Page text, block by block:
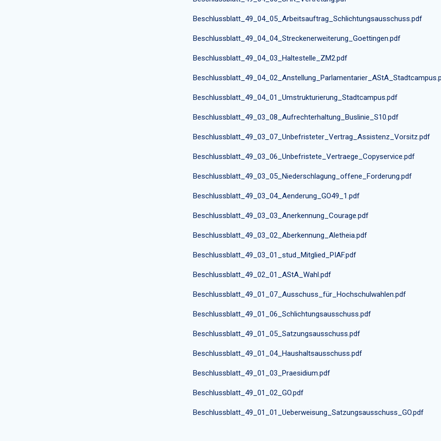
Beschlussblatt_49_04_05_Arbeitsauftrag_Schlichtungsausschuss.pdf
Beschlussblatt_49_04_04_Streckenerweiterung_Goettingen.pdf
Beschlussblatt_49_04_03_Haltestelle_ZM2.pdf
Beschlussblatt_49_04_01_Umstrukturierung_Stadtcampus.pdf
Beschlussblatt_49_03_08_Aufrechterhaltung_Buslinie_S10.pdf
Beschlussblatt_49_03_07_Unbefristeter_Vertrag_Assistenz_Vorsitz.pdf
Beschlussblatt_49_03_06_Unbefristete_Vertraege_Copyservice.pdf
Beschlussblatt_49_03_05_Niederschlagung_offene_Forderung.pdf
Beschlussblatt_49_03_04_Aenderung_GO49_1.pdf
Beschlussblatt_49_03_03_Anerkennung_Courage.pdf
Beschlussblatt_49_03_02_Aberkennung_Aletheia.pdf
Beschlussblatt_49_03_01_stud_Mitglied_PIAF.pdf
Beschlussblatt_49_02_01_AStA_Wahl.pdf
Beschlussblatt_49_01_07_Ausschuss_für_Hochschulwahlen.pdf
Beschlussblatt_49_01_06_Schlichtungsausschuss.pdf
Beschlussblatt_49_01_05_Satzungsausschuss.pdf
Beschlussblatt_49_01_04_Haushaltsausschuss.pdf
Beschlussblatt_49_01_03_Praesidium.pdf
Beschlussblatt_49_01_02_GO.pdf
Beschlussblatt_49_01_01_Ueberweisung_Satzungsausschuss_GO.pdf